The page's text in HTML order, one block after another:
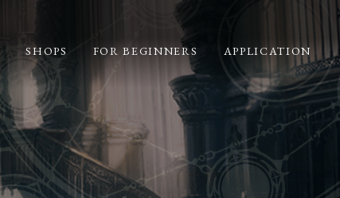
SHOPS FOR BEGINNERS APPLICATION